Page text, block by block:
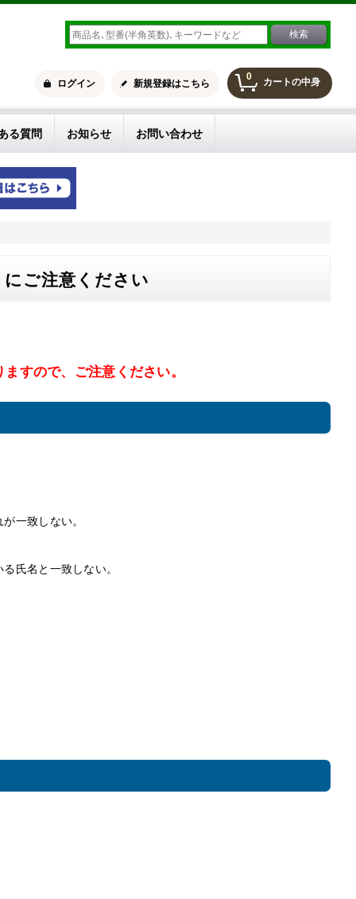
0 カートの中身
ログイン 新規登録はこちら
る質問 お知らせ お問い合わせ
ご注意ください
すので、ご注意ください。
一致しない。
氏名と一致しない。